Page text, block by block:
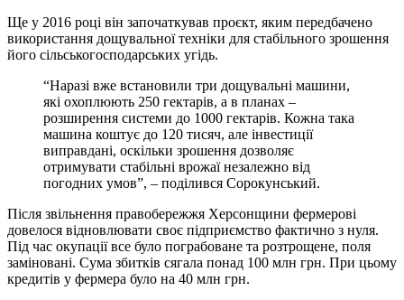
Ще у 2016 році він започаткував проєкт, яким передбачено
використання дощувальної техніки для стабільного зрошення
його сільськогосподарських угідь.
“Наразі вже встановили три дощувальні машини,
які охоплюють 250 гектарів, а в планах –
розширення системи до 1000 гектарів. Кожна така
машина коштує до 120 тисяч, але інвестиції
виправдані, оскільки зрошення дозволяє
отримувати стабільні врожаї незалежно від
погодних умов”, – поділився Сорокунський.
Після звільнення правобережжя Херсонщини фермерові
довелося відновлювати своє підприємство фактично з нуля.
Під час окупації все було пограбоване та розтрощене, поля
заміновані. Сума збитків сягала понад 100 млн грн. При цьому
кредитів у фермера було на 40 млн грн.